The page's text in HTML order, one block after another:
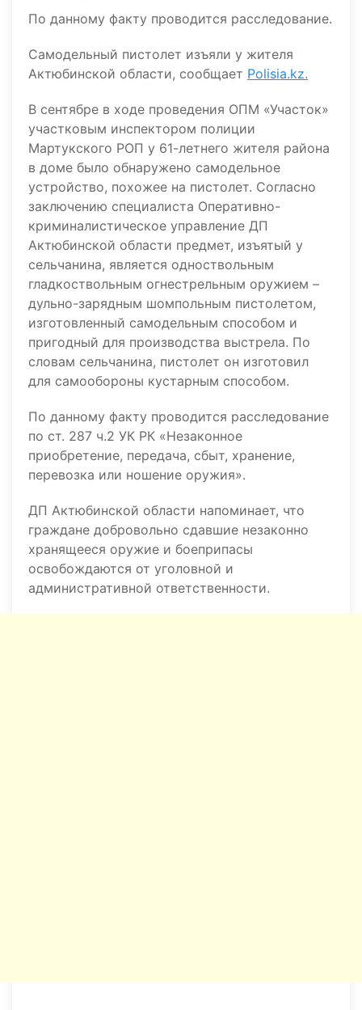
По данному факту проводится расследование.
Самодельный пистолет изъяли у жителя
Актюбинской области, сообщает Polisia.kz.
В сентябре в ходе проведения ОПМ «Участок»
участковым инспектором полиции
Мартукского РОП у 61-летнего жителя района
в доме было обнаружено самодельное
устройство, похожее на пистолет. Согласно
заключению специалиста Оперативно-
криминалистическое управление ДП
Актюбинской области предмет, изъятый у
сельчанина, является одноствольным
гладкоствольным огнестрельным оружием –
дульно-зарядным шомпольным пистолетом,
изготовленный самодельным способом и
пригодный для производства выстрела. По
словам сельчанина, пистолет он изготовил
для самообороны кустарным способом.
По данному факту проводится расследование
по ст. 287 ч.2 УК РК «Незаконное
приобретение, передача, сбыт, хранение,
перевозка или ношение оружия».
ДП Актюбинской области напоминает, что
граждане добровольно сдавшие незаконно
хранящееся оружие и боеприпасы
освобождаются от уголовной и
административной ответственности.